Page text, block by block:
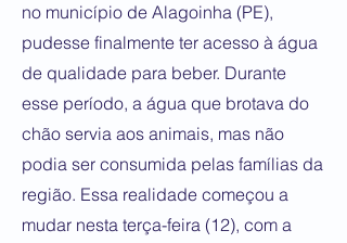
no município de Alagoinha (PE),
pudesse finalmente ter acesso à água
de qualidade para beber. Durante
esse período, a água que brotava do
chão servia aos animais, mas não
podia ser consumida pelas famílias da
região. Essa realidade começou a
mudar nesta terça-feira (12), com a